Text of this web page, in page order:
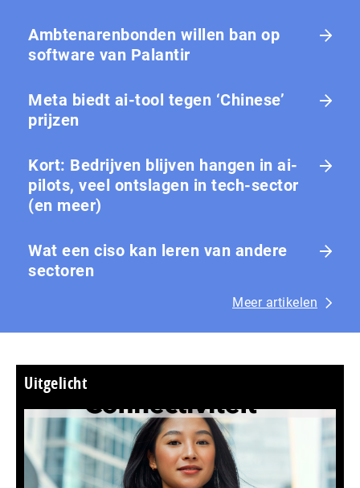
Ambtenarenbonden willen ban op
software van Palantir
Meta biedt ai-tool tegen ‘Chinese’
prijzen
Kort: Bedrijven blijven hangen in ai-
pilots, veel ontslagen in tech-sector
(en meer)
Wat een ciso kan leren van andere
sectoren
Meer artikelen
Uitgelicht